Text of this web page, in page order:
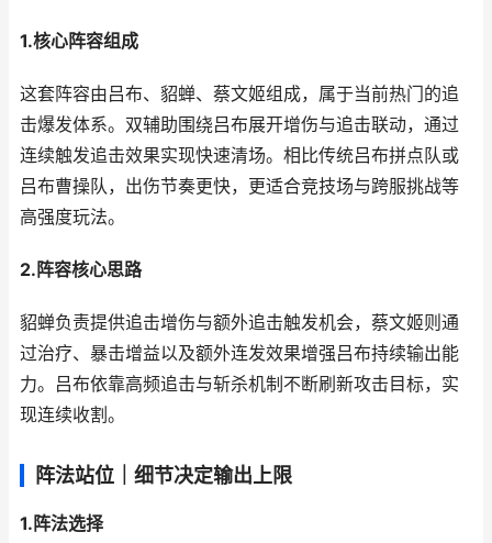
1.核心阵容组成
这套阵容由吕布、貂蝉、蔡文姬组成，属于当前热门的追
击爆发体系。双辅助围绕吕布展开增伤与追击联动，通过
连续触发追击效果实现快速清场。相比传统吕布拼点队或
吕布曹操队，出伤节奏更快，更适合竞技场与跨服挑战等
高强度玩法。
2.阵容核心思路
貂蝉负责提供追击增伤与额外追击触发机会，蔡文姬则通
过治疗、暴击增益以及额外连发效果增强吕布持续输出能
力。吕布依靠高频追击与斩杀机制不断刷新攻击目标，实
现连续收割。
阵法站位｜细节决定输出上限
1.阵法选择